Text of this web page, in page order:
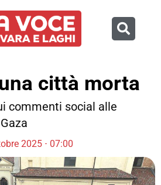
città morta
commenti social alle
2025 07:00